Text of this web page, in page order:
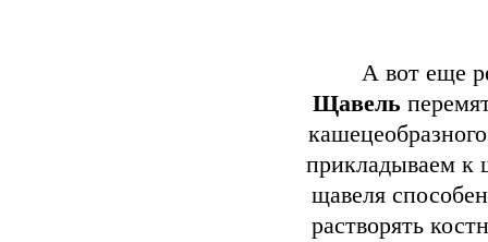
А вот еще
Щавель
прикладываем
щавеля
растворять